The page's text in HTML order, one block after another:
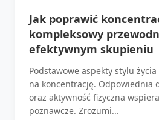
Jak poprawić
kompleksowy
efektywnym skupieniu
Podstawowe aspekty stylu życia
na koncentrację. Odpowiednia
oraz aktywność fizyczna
poznawcze. Zrozumi...